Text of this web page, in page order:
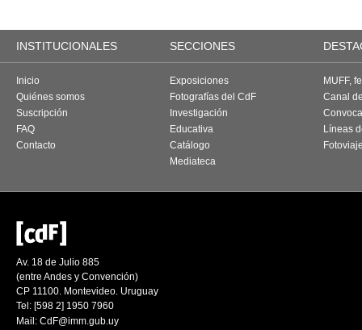
INSTITUCIONALES SECCIONES
Inicio
Quiénes somos
Suscripción
FAQ
Contacto
Exposiciones
Fotografías del CdF
Investigación
Educativa
Catálogo
Mediateca
MUFF,
Canal
Líneas
Av. 18 de Julio 885
(entre Andes y Convención)
CP 11100. Montevideo. Uruguay
Tel: [598 2] 1950 7960
Mail: CdF@imm.gub.uy